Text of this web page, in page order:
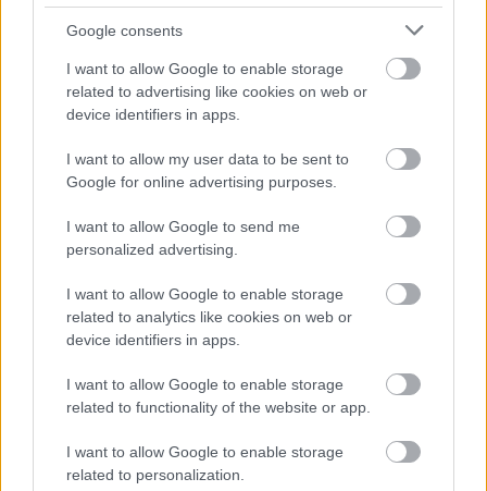
Google consents
I want to allow Google to enable storage
related to advertising like cookies on web or
device identifiers in apps.
I want to allow my user data to be sent to
Google for online advertising purposes.
I want to allow Google to send me
personalized advertising.
I want to allow Google to enable storage
related to analytics like cookies on web or
device identifiers in apps.
I want to allow Google to enable storage
related to functionality of the website or app.
I want to allow Google to enable storage
related to personalization.
cukorral. 180°C-ra előmelegített sütőben készre
sütjük.
Én diót nem tettem a tetejére, és nekem nem is
hiányzott róla. (Azon egyszerű oknál fogva, hogy le
kellett volna másznom érte a pincébe a hűtőládához.
Lusta voltam, na. Meg így nem is kedvelem a diót. :))
Elsőre bolti sütésálló vegyesgyümölcsös lekvárral
csináltam, másodjára kipróbálom a házilag eltett
sütésálló barackot, vajon mennyire sütésálló :) A
tésztába kevesebb cukrot tettem, és a tetejéről is
porcukorral - pont tökéletes lett. A lágy tésztával
nehezebb dolgozni, és a kör alakra nyújtás nálam
mindig csak nyomokban van meg, elméletben
Jó lesz az girbe-gurba nyomvonalon haladva is, az
ízén nem változtat. Az pedig nagyon jó!
Próbáljátok ki, nekem bejött!